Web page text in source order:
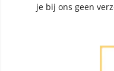
je bij ons geen